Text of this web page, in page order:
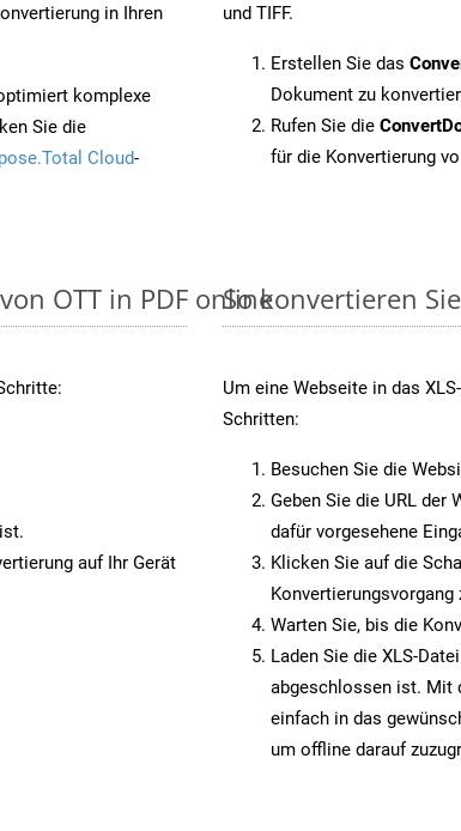
in Ihren
komplexe
Sie die
Cloud-
und TIFF.
Erstellen Sie das
Dokument zu
Rufen Sie die
für die Konvertierung
OTT in PDF online
auf Ihr Gerät
So konvertieren
Um eine Webseite in das
Schritten:
Besuchen Sie die
Geben Sie die URL der
dafür vorgesehene
Klicken Sie auf die
Konvertierungsvorgang
Warten Sie, bis die
Laden Sie die XLS-
abgeschlossen ist. Mit
einfach in das
um offline darauf